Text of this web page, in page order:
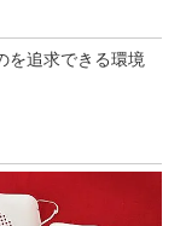
を追求できる環境